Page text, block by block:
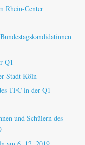
Rhein-Center
Q1
Stadt Köln
TFC in der Q1
und Schülern des